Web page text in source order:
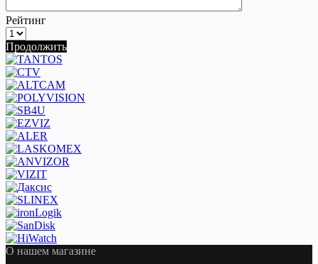
Рейтинг
Продолжить
О нашем магазине